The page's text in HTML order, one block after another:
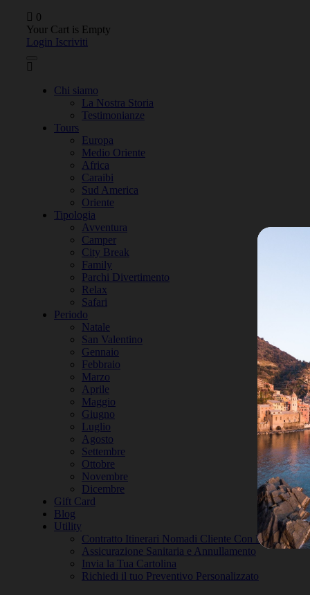
0
Your Cart is Empty
Login Iscriviti
Chi siamo
La Nostra Storia
Testimonianze
Tours
Europa
Medio Oriente
Africa
Caraibi
Sud America
Oriente
Tipologia
Avventura
Camper
City Break
Family
Parchi Divertimento
Relax
Safari
Periodo
Natale
San Valentino
Gennaio
Febbraio
Marzo
Aprile
Maggio
Giugno
Luglio
Agosto
Settembre
Ottobre
Novembre
Dicembre
Gift Card
Blog
Utility
Contratto Itinerari Nomadi Cliente Con Mezzo
Assicurazione Sanitaria e Annullamento
Invia la Tua Cartolina
Richiedi il tuo Preventivo Personalizzato